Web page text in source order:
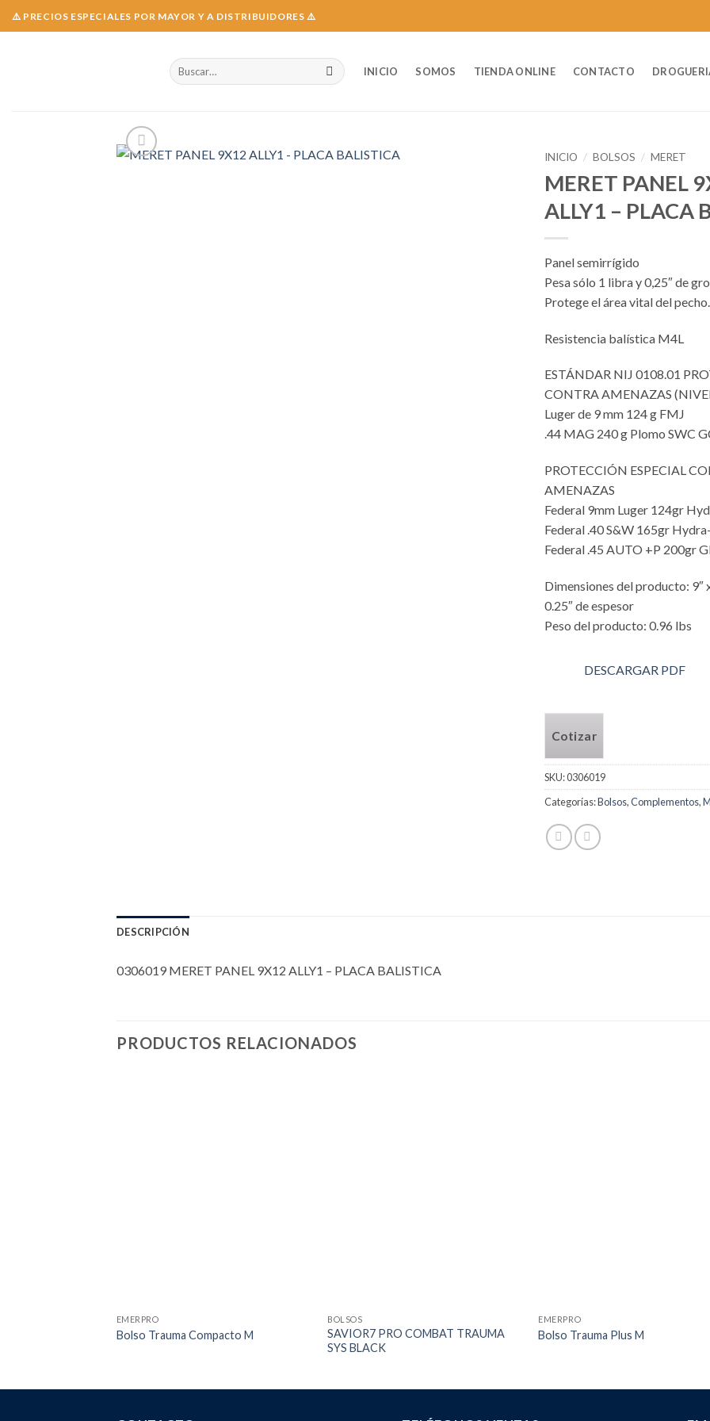
Skip
to
⚠️ PRECIOS ESPECIALES POR MAYOR Y A DISTRIBUIDORES ⚠️
Buscar
por:
INICIO SOMOS TIENDA ONLINE CONTACTO
INICIO / BOLSOS / MERET
MERET PANEL
ALLY1 – PLACA
Panel semirrígido
Pesa sólo 1 libra y 0,25″ de
Protege el área vital del pecho.
Resistencia balística M4L
ESTÁNDAR NIJ 0108.01
CONTRA AMENAZAS
Luger de 9 mm 124 g FMJ
.44 MAG 240 g Plomo SWC
PROTECCIÓN ESPECIAL
AMENAZAS
Federal 9mm Luger 124gr
Federal .40 S&W 165gr
Federal .45 AUTO +P 200gr
Dimensiones del producto: 9″
0.25″ de espesor
Peso del producto: 0.96 lbs
DESCARGAR PDF
Cotizar
SKU:0306019
Categorías:Bolsos,Complementos,
DESCRIPCIÓN
0306019 MERET PANEL 9X12 ALLY1 – PLACA BALISTICA
PRODUCTOS RELACIONADOS
EMERPRO
Bolso Trauma Compacto M
BOLSOS
SAVIOR7 PRO COMBAT TRAUMA
SYS BLACK
EMERPRO
Bolso Trauma Plus M